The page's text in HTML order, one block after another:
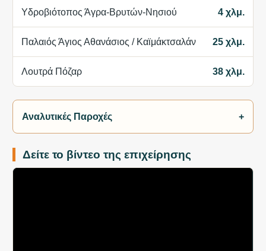
Υδροβιότοπος Άγρα-Βρυτών-Νησιού 4 χλμ.
Παλαιός Άγιος Αθανάσιος / Καϊμάκτσαλάν 25 χλμ.
Λουτρά Πόζαρ 38 χλμ.
Αναλυτικές Παροχές +
Δείτε το βίντεο της επιχείρησης